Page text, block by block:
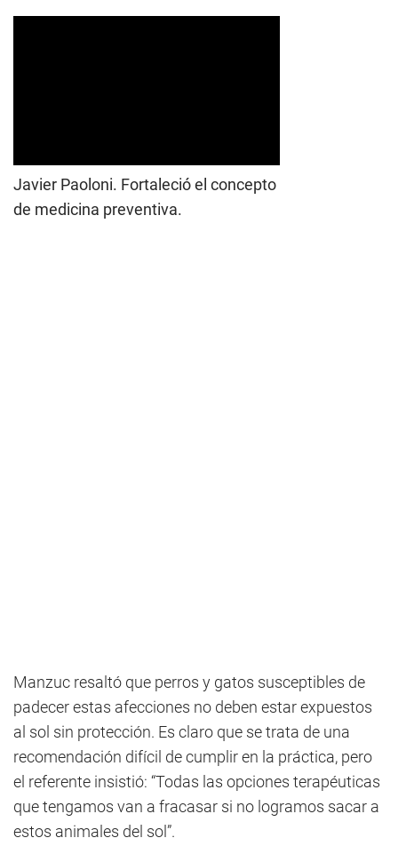
Javier Paoloni. Fortaleció el concepto
de medicina preventiva.
Manzuc resaltó que perros y gatos susceptibles de
padecer estas afecciones no deben estar expuestos
al sol sin protección. Es claro que se trata de una
recomendación difícil de cumplir en la práctica, pero
el referente insistió: “Todas las opciones terapéuticas
que tengamos van a fracasar si no logramos sacar a
estos animales del sol”.